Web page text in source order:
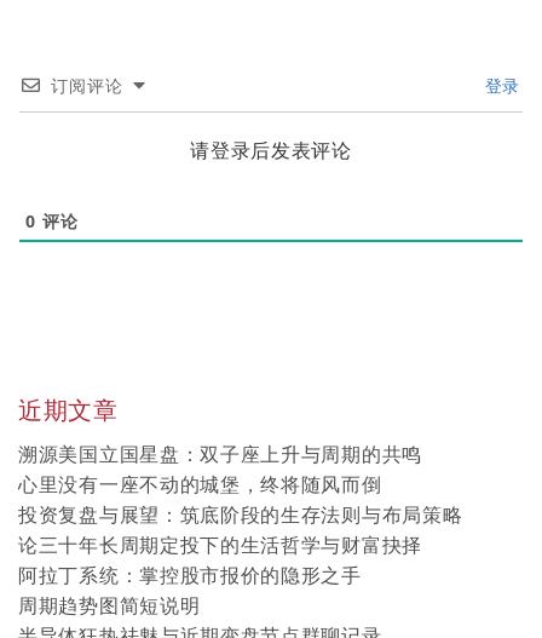
订阅评论 登录
请登录后发表评论
0 评论
近期文章
溯源美国立国星盘：双子座上升与周期的共鸣
心里没有一座不动的城堡，终将随风而倒
投资复盘与展望：筑底阶段的生存法则与布局策略
论三十年长周期定投下的生活哲学与财富抉择
阿拉丁系统：掌控股市报价的隐形之手
周期趋势图简短说明